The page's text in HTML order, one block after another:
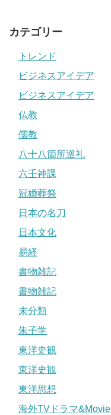
カテゴリー
トレンド
ビジネスアイデア
ビジネスアイデア
仏教
儒教
八十八箇所巡礼
六壬神課
冠婚葬祭
日本の名刀
日本文化
易経
書物雑記
書物雑記
未分類
朱子学
東洋史観
東洋史観
東洋思想
海外TVドラマ&Movie